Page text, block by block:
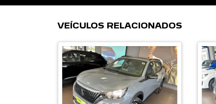
VEÍCULOS RELACIONADOS